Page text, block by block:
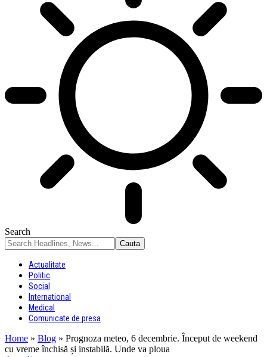
Search
Actualitate
Politic
Social
International
Medical
Comunicate de presa
Home » Blog » Prognoza meteo, 6 decembrie. Început de weekend
cu vreme închisă și instabilă. Unde va ploua